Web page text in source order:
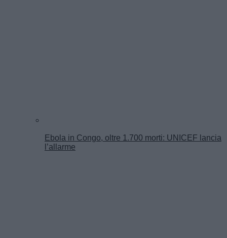
Ebola in Congo, oltre 1.700 morti: UNICEF lancia
l’allarme